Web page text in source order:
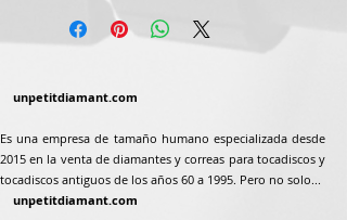
unpetitdiamant.com
Es una empresa de tamaño humano especializada desde
2015 en la venta de diamantes y correas para tocadiscos y
tocadiscos antiguos de los años 60 a 1995. Pero no solo...
unpetitdiamant.com